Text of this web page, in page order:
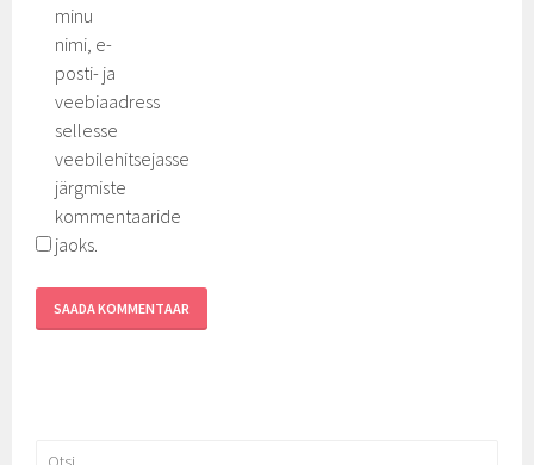
minu
nimi, e-
posti- ja
veebiaadress
sellesse
veebilehitsejasse
järgmiste
kommentaaride
jaoks.
Otsi: